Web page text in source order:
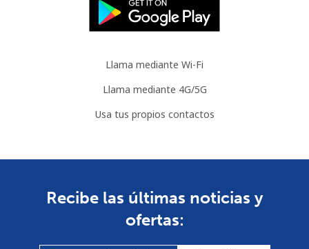
Llama mediante Wi-Fi
Llama mediante 4G/5G
Usa tus propios contactos
Recibe las últimas noticias y
ofertas: